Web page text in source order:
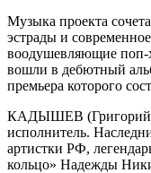
Музыка проекта
эстрады и
воодушевляющие поп-
вошли в дебютный
премьера которого
КАДЫШЕВ (Григорий
исполнитель.
артистки РФ,
кольцо» Надежды